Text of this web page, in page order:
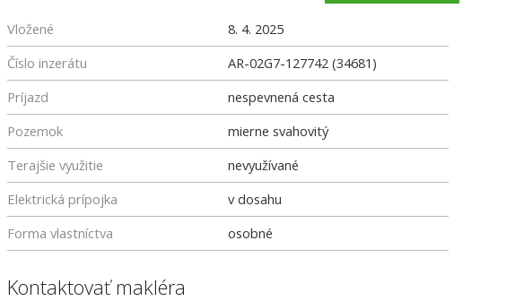
Vložené
8. 4. 2025
Číslo inzerátu
AR-02G7-127742 (34681)
Príjazd
nespevnená cesta
Pozemok
mierne svahovitý
Terajšie využitie
nevyužívané
Elektrická prípojka
v dosahu
Forma vlastníctva
osobné
Kontaktovať makléra